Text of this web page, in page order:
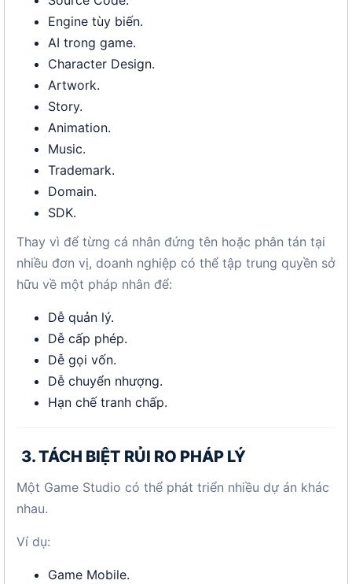
Engine tùy biến.
AI trong game.
Character Design.
Artwork.
Story.
Animation.
Music.
Trademark.
Domain.
SDK.
Thay vì để từng cá nhân đứng tên hoặc phân tán tại
nhiều đơn vị, doanh nghiệp có thể tập trung quyền sở
hữu về một pháp nhân để:
Dễ quản lý.
Dễ cấp phép.
Dễ gọi vốn.
Dễ chuyển nhượng.
Hạn chế tranh chấp.
3. TÁCH BIỆT RỦI RO PHÁP LÝ
Một Game Studio có thể phát triển nhiều dự án khác
nhau.
Ví dụ:
Game Mobile.